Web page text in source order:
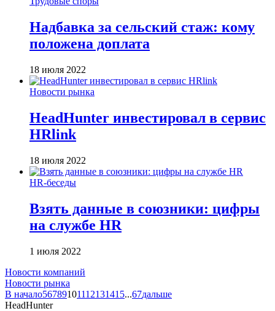
Надбавка за сельский стаж: кому
положена доплата
18 июля 2022
Новости рынка
HeadHunter инвестировал в сервис
HRlink
18 июля 2022
HR-беседы
Взять данные в союзники: цифры
на службе HR
1 июля 2022
Новости компаний
Новости рынка
В начало56789101112131415...67дальше
HeadHunter